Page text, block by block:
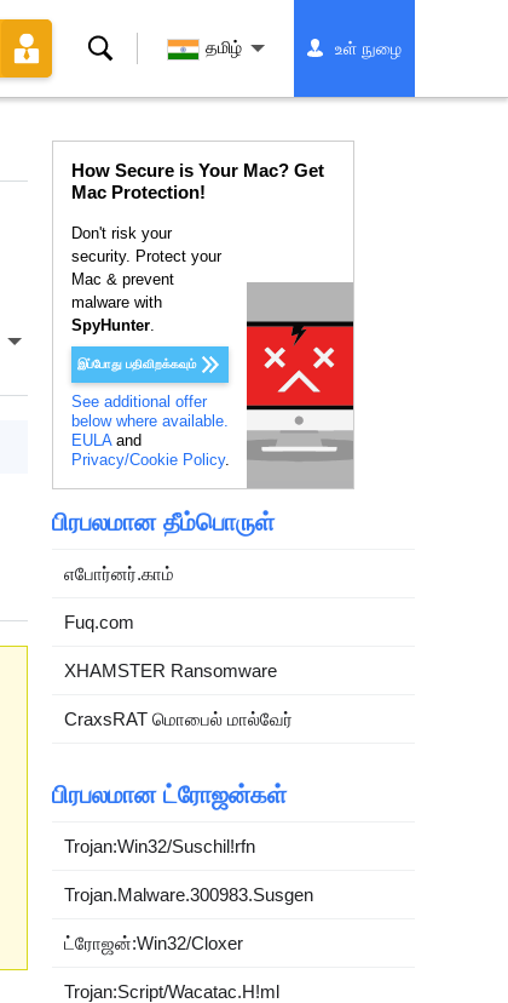
தேடல் தமிழ் உள் நுழை
How Secure is Your Mac? Get
Mac Protection!
Don't risk your
security. Protect your
Mac & prevent
malware with
SpyHunter.
இப்போது பதிவிறக்கவும்
See additional offer
below where available.
EULAand
Privacy/Cookie Policy.
பிரபலமான தீம்பொருள்
எபோர்னர்.காம்
Fuq.com
XHAMSTER Ransomware
CraxsRAT மொபைல் மால்வேர்
பிரபலமான ட்ரோஜன்கள்
Trojan:Win32/Suschil!rfn
Trojan.Malware.300983.Susgen
ட்ரோஜன்:Win32/Cloxer
Trojan:Script/Wacatac.H!ml